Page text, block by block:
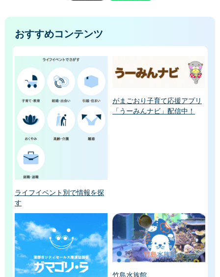
おすすめコンテンツ
ライフイベント別で情報を探
す
がまごおり子育て応援アプリ
「うーみんナビ」配信中！
竹島水族館